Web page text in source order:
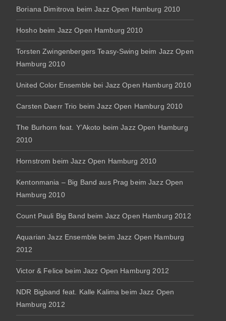
Boriana Dimitrova beim Jazz Open Hamburg 2010
Hosho beim Jazz Open Hamburg 2010
Torsten Zwingenbergers Teasy-Swing beim Jazz Open
Hamburg 2010
United Color Ensemble bei Jazz Open Hamburg 2010
Carsten Daerr Trio beim Jazz Open Hamburg 2010
The Burhorn feat. Y’Akoto beim Jazz Open Hamburg
2010
Hornstrom beim Jazz Open Hamburg 2010
Kentonmania – Big Band aus Prag beim Jazz Open
Hamburg 2010
Count Pauli Big Band beim Jazz Open Hamburg 2012
Aquarian Jazz Ensemble beim Jazz Open Hamburg
2012
Victor & Felice beim Jazz Open Hamburg 2012
NDR Bigband feat. Kalle Kalima beim Jazz Open
Hamburg 2012